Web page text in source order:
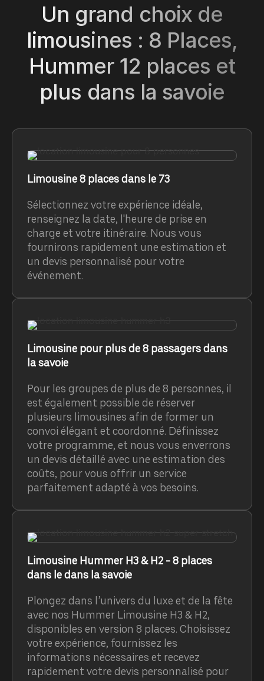
Un grand choix de
limousines : 8 Places,
Hummer 12 places et
plus dans la savoie
Limousine 8 places dans le 73
Sélectionnez votre expérience idéale,
renseignez la date, l'heure de prise en
charge et votre itinéraire. Nous vous
fournirons rapidement une estimation et
un devis personnalisé pour votre
événement.
Limousine pour plus de 8 passagers dans
la savoie
Pour les groupes de plus de 8 personnes, il
est également possible de réserver
plusieurs limousines afin de former un
convoi élégant et coordonné. Définissez
votre programme, et nous vous enverrons
un devis détaillé avec une estimation des
coûts, pour vous offrir un service
parfaitement adapté à vos besoins.
Limousine Hummer H3 & H2 - 8 places
dans le dans la savoie
Plongez dans l’univers du luxe et de la fête
avec nos Hummer Limousine H3 & H2,
disponibles en version 8 places. Choisissez
votre expérience, fournissez les
informations nécessaires et recevez
rapidement votre devis personnalisé pour